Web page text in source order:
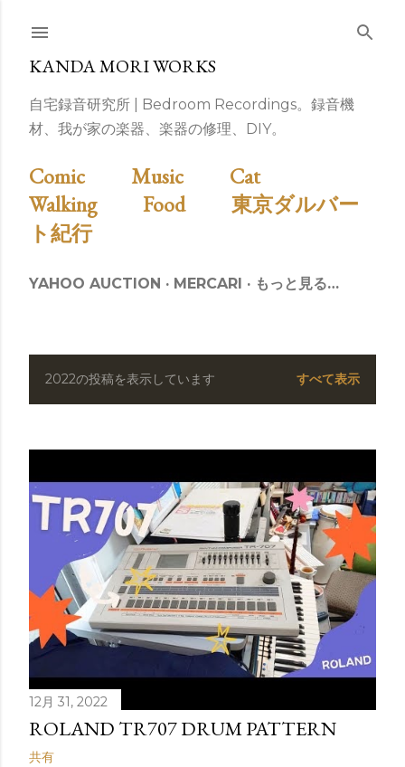
スキップしてメイン コンテンツに移動
KANDA MORI WORKS
自宅録音研究所 | Bedroom Recordings。録音機
材、我が家の楽器、楽器の修理、DIY。
Comic Music
Cat
Walking
Food
東京ダルバー
ト紀行
YAHOO AUCTION MERCARI もっと見る…
投
2022の投稿を表示しています すべて表示
12月 31, 2022
ROLAND TR707 DRUM PATTERN
共有